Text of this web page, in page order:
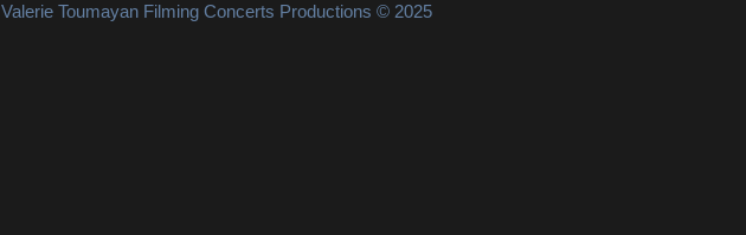
Valerie Toumayan Filming Concerts Productions © 2025